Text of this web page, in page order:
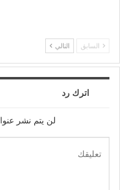
السابق التالي
اترك رد
لن يتم نشر